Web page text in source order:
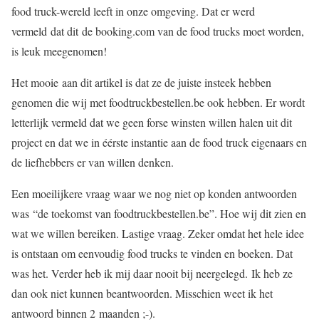
food truck-wereld leeft in onze omgeving. Dat er werd
vermeld dat dit de booking.com van de food trucks moet worden,
is leuk meegenomen!
Het mooie aan dit artikel is dat ze de juiste insteek hebben
genomen die wij met foodtruckbestellen.be ook hebben. Er wordt
letterlijk vermeld dat we geen forse winsten willen halen uit dit
project en dat we in éérste instantie aan de food truck eigenaars en
de liefhebbers er van willen denken.
Een moeilijkere vraag waar we nog niet op konden antwoorden
was “de toekomst van foodtruckbestellen.be”. Hoe wij dit zien en
wat we willen bereiken. Lastige vraag. Zeker omdat het hele idee
is ontstaan om eenvoudig food trucks te vinden en boeken. Dat
was het. Verder heb ik mij daar nooit bij neergelegd. Ik heb ze
dan ook niet kunnen beantwoorden. Misschien weet ik het
antwoord binnen 2 maanden ;-).